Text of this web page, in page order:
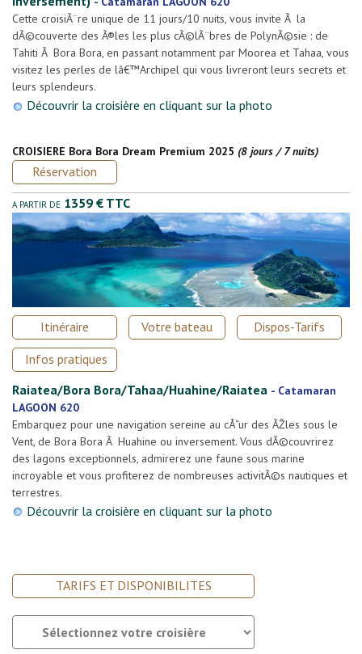
Cette croisiÃ¨re unique de 11 jours/10 nuits, vous invite Ã la
dÃ©couverte des Ã®les les plus cÃ©lÃ¨bres de PolynÃ©sie : de
Tahiti Ã Bora Bora, en passant notamment par Moorea et Tahaa, vous
visitez les perles de lâ€™Archipel qui vous livreront leurs secrets et
leurs splendeurs.
Découvrir la croisière en cliquant sur la photo
CROISIERE Bora Bora Dream Premium 2025 (8 jours / 7 nuits)
Réservation
A PARTIR DE 1359 € TTC
Itinéraire Votre bateau
Dispos-Tarifs
Infos pratiques
Raiatea/Bora Bora/Tahaa/Huahine/Raiatea - Catamaran
LAGOON 620
Embarquez pour une navigation sereine au cÅ“ur des ÃŽles sous le
Vent, de Bora Bora Ã Huahine ou inversement. Vous dÃ©couvrirez
des lagons exceptionnels, admirerez une faune sous marine
incroyable et vous profiterez de nombreuses activitÃ©s nautiques et
terrestres.
Découvrir la croisière en cliquant sur la photo
TARIFS ET DISPONIBILITES